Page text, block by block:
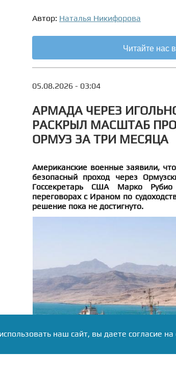
Автор: Наталья Никифорова
Читайте нас
05.08.2026 - 03:04
АРМАДА ЧЕРЕЗ
РАСКРЫЛ МАСШТАБ
ОРМУЗ ЗА ТРИ МЕСЯЦА
Американские военные заявили,
безопасный проход через
Госсекретарь США Марко
переговорах с Ираном по
решение пока не достигнуто.
наш сайт, вы даете согласие